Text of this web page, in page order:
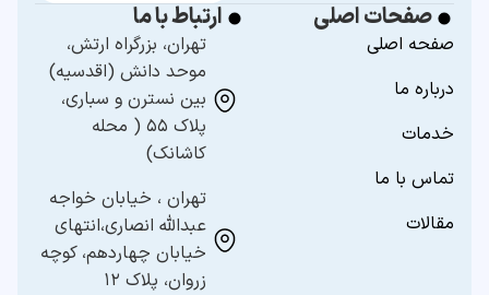
صفحات اصلی
صفحه اصلی
درباره ما
خدمات
تماس با ما
مقالات
ارتباط با ما
تهران، بزرگراه ارتش،
موحد دانش (اقدسیه)
بین نسترن و سباری،
پلاک ۵۵ ( محله
کاشانک)
تهران ، خیابان خواجه
عبدالله انصاری،انتهای
خیابان چهاردهم، کوچه
زروان، پلاک ۱۲